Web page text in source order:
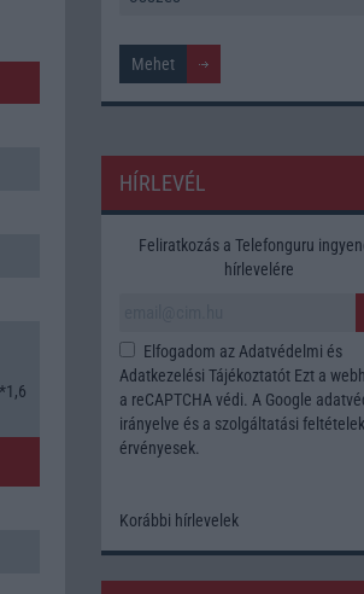
HÍRLEVÉL
Feliratkozás a Telefonguru
hírlevelére
Elfogadom az Adatvédelmi és
Adatkezelési TájékoztatótEzt a
a reCAPTCHA védi. A Google
irányelve és a szolgáltatási feltételek
érvényesek.
Korábbi hírlevelek